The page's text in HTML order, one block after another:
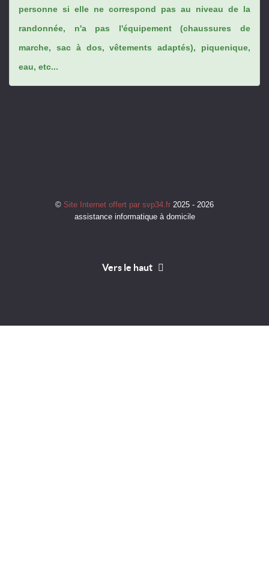
personne si elle ne correspond pas au niveau de la
randonnée, n'a pas l'équipement (chaussures de
marche, sac à dos, vêtements adaptés), piquenique,
eau, etc...
© Site Internet offert par svp34.fr 2025 - 2026
assistance informatique à domicile
Vers le haut